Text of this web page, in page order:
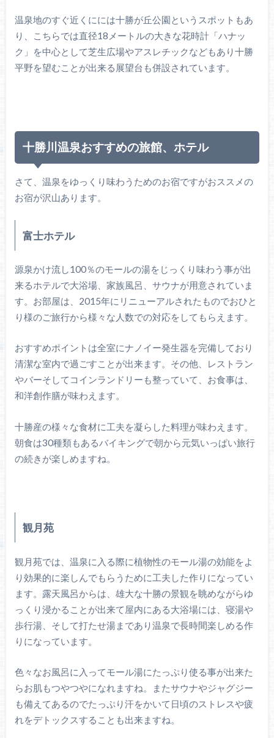
温泉地のすぐ近くにには十勝が丘公園というスポットもあ
り、こちらでは直径18メートルの大きな花時計「ハナッ
ク」を中心として芝生広場やアスレチックなどもあり十勝
平野を望むことが出来る展望台も併設されています。
十勝川温泉おすすめの旅館、ホテル
さて、温泉をゆっくり味わうためのお宿ですがおススメの
お宿が沢山あります。
富士ホテル
源泉かけ流し100％のモールの湯をじっくり味わう事が出
来るホテルで大浴場、家族風呂、サウナが用意されていま
す。お部屋は、2015年にリニューアルされたものでおひと
り様のご旅行から様々な人数での対応をしてもらえます。
おすすめポイントは全室にナノイー発生器を完備しており
清潔な室内で過ごすことが出来ます。その他、レストラン
やバーそしてコインランドリーも整っていて、お食事は、
和洋創作膳が味わえます。
十勝産の様々な食材に工夫を凝らした料理が味わえます。
朝食は30種類もあるバイキングで朝から元気いっぱい旅行
の続きが楽しめますね。
観月苑
観月苑では、温泉に入る際に植物性のモール湯の効能をよ
り効果的に楽しんでもらうために工夫した作りになってい
ます。露天風呂からは、雄大な十勝の景観を眺めながらゆ
っくり浸かることが出来て屋内にある大浴場には、寝湯や
歩行湯、そして打たせ湯まであり温泉で長時間楽しめる作
りになっています。
色々なお風呂に入ってモール湯にたっぷり使る事が出来た
らお肌もつやつやになれますね。またサウナやジャグジー
も備えてあるのでたっぷり汗をかいて日頃のストレスや疲
れをデトックスすることも出来ますね。